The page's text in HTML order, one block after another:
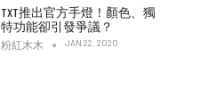
TXT推出官方手燈！顏色、獨
特功能卻引發爭議？
粉紅木木 JAN 22, 2020